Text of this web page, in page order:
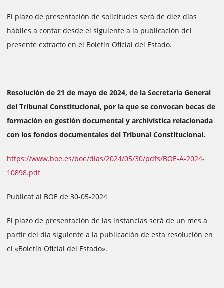
El plazo de presentación de solicitudes será de diez días
hábiles a contar desde el siguiente a la publicación del
presente extracto en el Boletín Oficial del Estado.
Resolución de 21 de mayo de 2024, de la Secretaría General
del Tribunal Constitucional, por la que se convocan becas de
formación en gestión documental y archivística relacionada
con los fondos documentales del Tribunal Constitucional.
https://www.boe.es/boe/dias/2024/05/30/pdfs/BOE-A-2024-
10898.pdf
Publicat al BOE de 30-05-2024
El plazo de presentación de las instancias será de un mes a
partir del día siguiente a la publicación de esta resolución en
el «Boletín Oficial del Estado».